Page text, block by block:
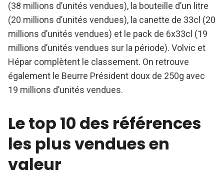
(38 millions d’unités vendues), la bouteille d’un litre
(20 millions d’unités vendues), la canette de 33cl (20
millions d’unités vendues) et le pack de 6x33cl (19
millions d’unités vendues sur la période). Volvic et
Hépar complètent le classement. On retrouve
également le Beurre Président doux de 250g avec
19 millions d’unités vendues.
Le top 10 des références
les plus vendues en
valeur